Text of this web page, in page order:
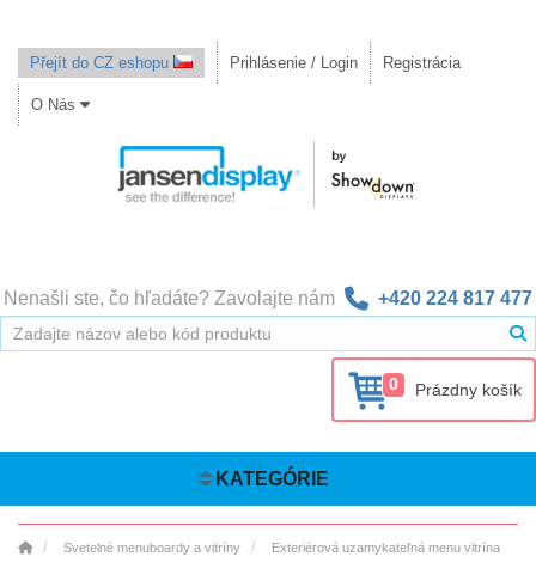
Přejít do CZ eshopu Prihlásenie / Login Registrácia
O Nás
Nenašli ste, čo hľadáte? Zavolajte nám +420 224 817 477
0 Prázdny košík
KATEGÓRIE
Svetelné menuboardy a vitríny Exteriérová uzamykateľná menu vitrína